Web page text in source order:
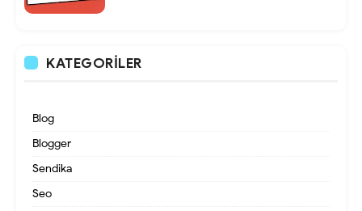
KATEGORILER
Blog
Blogger
Sendika
Seo